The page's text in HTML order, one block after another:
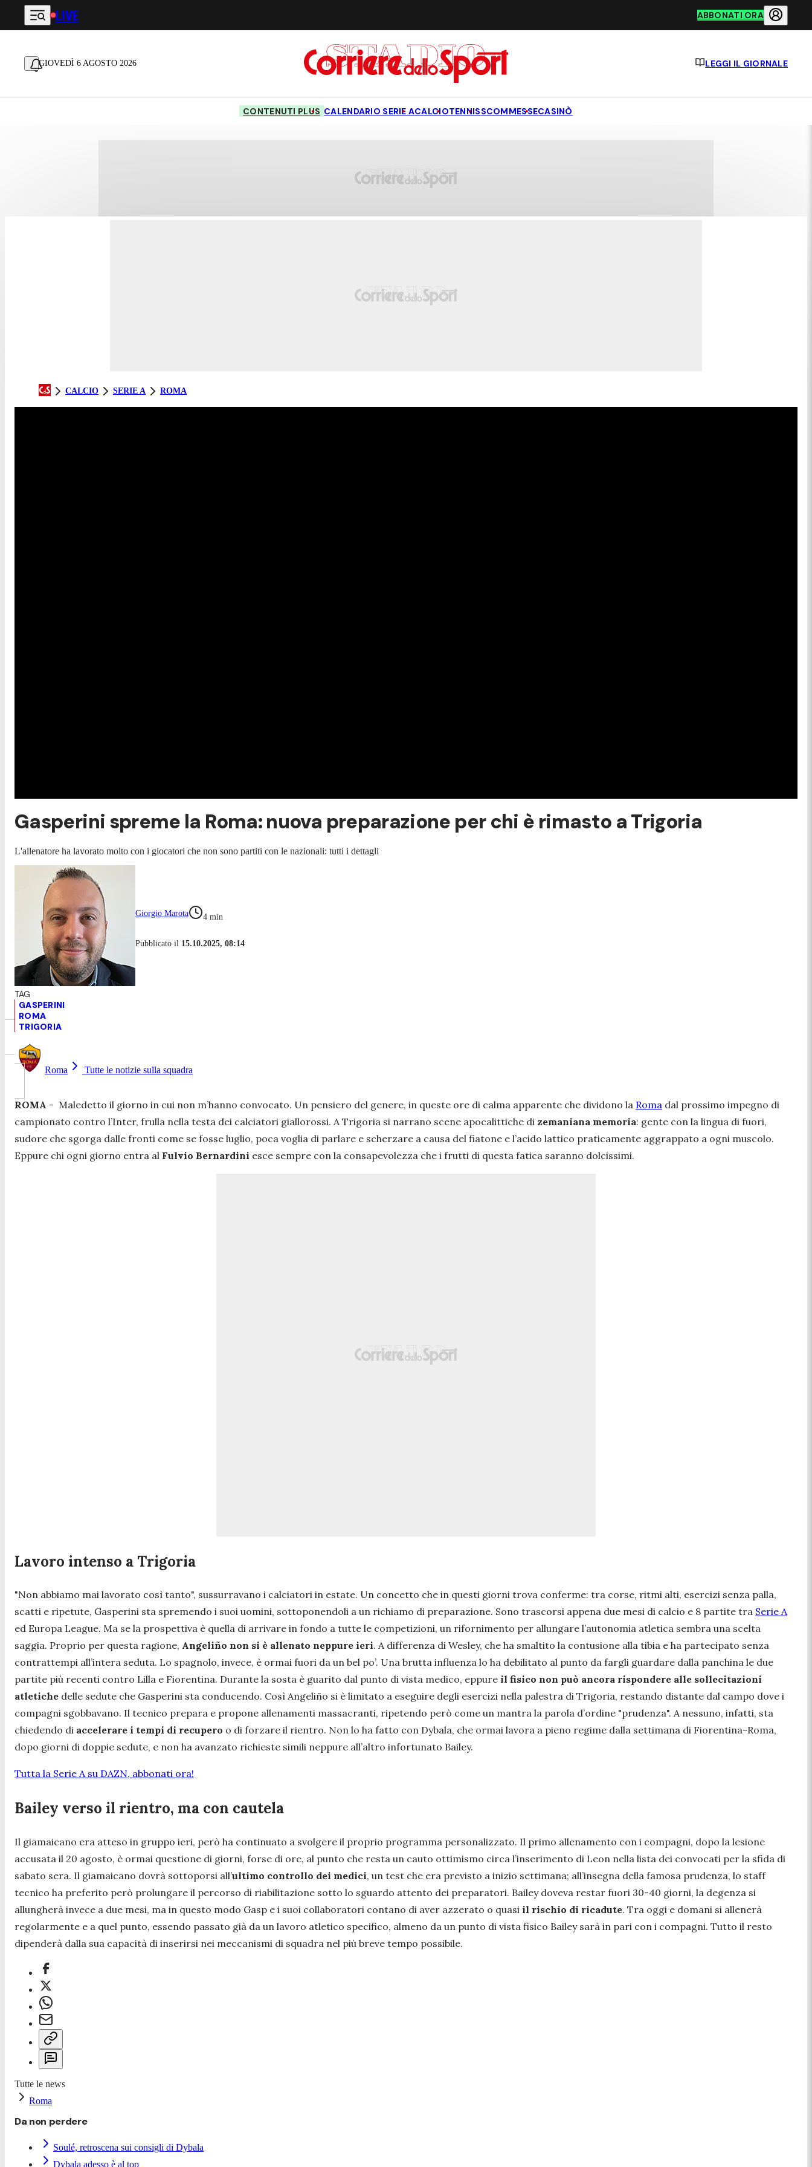
Vai al contenuto principale
LIVE ABBONATI ORA
GIOVEDÌ 6 AGOSTO 2026 LEGGI IL GIORNALE
CONTENUTI PLUS CALENDARIO SERIE ACALCIOTENNISSCOMMESSECASINÒ
CALCIO SERIE A ROMA
Gasperini spreme la Roma: nuova preparazione per chi è rimasto a Trigoria
L'allenatore ha lavorato molto con i giocatori che non sono partiti con le nazionali: tutti i dettagli
Giorgio Marota 4 min
Pubblicato il 15.10.2025, 08:14
GASPERINI
ROMA
TRIGORIA
Roma Tutte le notizie sulla squadra
ROMA - Maledetto il giorno in cui non m’hanno convocato. Un pensiero del genere, in queste ore di calma apparente che dividono la Roma dal prossimo impegno di
campionato contro l’Inter, frulla nella testa dei calciatori giallorossi. A Trigoria si narrano scene apocalittiche di zemaniana memoria: gente con la lingua di fuori,
sudore che sgorga dalle fronti come se fosse luglio, poca voglia di parlare e scherzare a causa del fiatone e l’acido lattico praticamente aggrappato a ogni muscolo.
Eppure chi ogni giorno entra al Fulvio Bernardini esce sempre con la consapevolezza che i frutti di questa fatica saranno dolcissimi.
Lavoro intenso a Trigoria
"Non abbiamo mai lavorato così tanto", sussurravano i calciatori in estate. Un concetto che in questi giorni trova conferme: tra corse, ritmi alti, esercizi senza palla,
scatti e ripetute, Gasperini sta spremendo i suoi uomini, sottoponendoli a un richiamo di preparazione. Sono trascorsi appena due mesi di calcio e 8 partite tra Serie A
ed Europa League. Ma se la prospettiva è quella di arrivare in fondo a tutte le competizioni, un rifornimento per allungare l’autonomia atletica sembra una scelta
saggia. Proprio per questa ragione, Angeliño non si è allenato neppure ieri. A differenza di Wesley, che ha smaltito la contusione alla tibia e ha partecipato senza
contrattempi all’intera seduta. Lo spagnolo, invece, è ormai fuori da un bel po’. Una brutta influenza lo ha debilitato al punto da fargli guardare dalla panchina le due
partite più recenti contro Lilla e Fiorentina. Durante la sosta è guarito dal punto di vista medico, eppure il fisico non può ancora rispondere alle sollecitazioni
atletiche delle sedute che Gasperini sta conducendo. Così Angeliño si è limitato a eseguire degli esercizi nella palestra di Trigoria, restando distante dal campo dove i
compagni sgobbavano. Il tecnico prepara e propone allenamenti massacranti, ripetendo però come un mantra la parola d’ordine "prudenza". A nessuno, infatti, sta
chiedendo di accelerare i tempi di recupero o di forzare il rientro. Non lo ha fatto con Dybala, che ormai lavora a pieno regime dalla settimana di Fiorentina-Roma,
dopo giorni di doppie sedute, e non ha avanzato richieste simili neppure all’altro infortunato Bailey.
Tutta la Serie A su DAZN, abbonati ora!
Bailey verso il rientro, ma con cautela
Il giamaicano era atteso in gruppo ieri, però ha continuato a svolgere il proprio programma personalizzato. Il primo allenamento con i compagni, dopo la lesione
accusata il 20 agosto, è ormai questione di giorni, forse di ore, al punto che resta un cauto ottimismo circa l’inserimento di Leon nella lista dei convocati per la sfida di
sabato sera. Il giamaicano dovrà sottoporsi all’ultimo controllo dei medici, un test che era previsto a inizio settimana; all’insegna della famosa prudenza, lo staff
tecnico ha preferito però prolungare il percorso di riabilitazione sotto lo sguardo attento dei preparatori. Bailey doveva restar fuori 30-40 giorni, la degenza si
allungherà invece a due mesi, ma in questo modo Gasp e i suoi collaboratori contano di aver azzerato o quasi il rischio di ricadute. Tra oggi e domani si allenerà
regolarmente e a quel punto, essendo passato già da un lavoro atletico specifico, almeno da un punto di vista fisico Bailey sarà in pari con i compagni. Tutto il resto
dipenderà dalla sua capacità di inserirsi nei meccanismi di squadra nel più breve tempo possibile.
Tutte le news
Roma
Da non perdere
Soulé, retroscena sui consigli di Dybala
Dybala adesso è al top